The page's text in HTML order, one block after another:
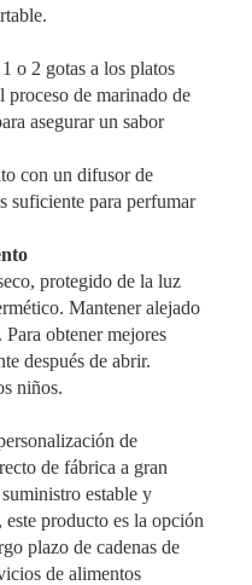
o 2 gotas a los platos
proceso de marinado de
asegurar un sabor
con un difusor de
suficiente para perfumar
protegido de la luz
Mantener alejado
obtener mejores
después de abrir.
niños.
de
de fábrica a gran
estable y
producto es la opción
plazo de cadenas de
de alimentos